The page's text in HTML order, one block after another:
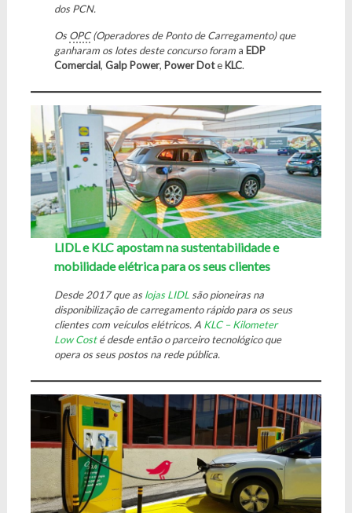
dos PCN.
OsOPC(Operadores de Ponto de Carregamento) que
ganharam os lotes deste concurso forama EDP
Comercial, Galp Power, Power Dote KLC.
LIDL e KLC apostam na sustentabilidade e
mobilidade elétrica para os seus clientes
Desde 2017 que aslojas LIDLsão pioneiras na
disponibilização de carregamento rápido para os seus
clientes com veículos elétricos. A KLC – Kilometer
Low Costé desde então o parceiro tecnológico que
opera os seus postos na rede pública.